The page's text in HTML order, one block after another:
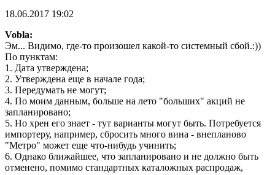
18.06.2017 19:02
Vobla:
Эм... Видимо, где-то произошел какой-то системный сбой.:))
По пунктам:
1. Дата утверждена;
2. Утверждена еще в начале года;
3. Передумать не могут;
4. По моим данным, больше на лето "больших" акций не
запланировано;
5. Но хрен его знает - тут варианты могут быть. Потребуется
импортеру, например, сбросить много вина - внепланово
"Метро" может еще что-нибудь учинить;
6. Однако ближайшее, что запланировано и не должно быть
отменено, помимо стандартных каталожных распродаж,